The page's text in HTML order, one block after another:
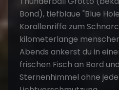
Bond), tiefblaue "Blue
Korallenriffe zum
kilometerlange
Abends ankerst du in
frischen Fisch an Bord
Sternenhimmel ohne jede